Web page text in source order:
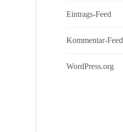
Eintrags-Feed
Kommentar-Feed
WordPress.org